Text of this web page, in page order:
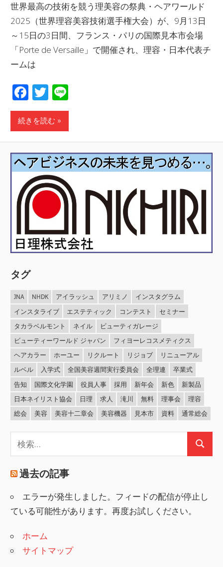
世界最高の技術を競う理美容の祭典・ヘアワールド
2025（世界理容美容技術選手権大会）が、9月13日
～15日の3日間、フランス・パリの国際見本市会場
「Porte de Versaille」で開催され、理容・日本代表チ
ームは
Facebook
Twitter
続きを読む
タグ
JNA NHDK アイラッシュ アリミノ
インスタグラム
インスタライブ
エステティック コンテスト
セミナー
タカラベルモント
ネイル
ビューティガレージ
ビューティーワールド ジャパン
フィヨーレコスメティクス
ヘアカラー
ホーユー リクルート リジョブ
リニューアル
ルベル
入学式 全国美容週間実行委員会 全理連
卒業式
告知
国際文化学園 役員人事 採用 新年会 新色
新製品
日本ネイリスト協会
日理 求人 滝川 無料 理事会
理容
総会
美容 美容十二章会 美容機器 見本市 資料 通常総会
検
過去の記事
エラーが発生しました。フィードの配信が停止し
ている可能性があります。再度お試しください。
ホーム
サイトマップ